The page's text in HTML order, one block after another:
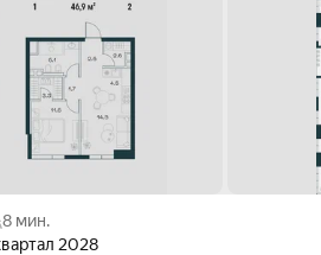
8 мин.
2028